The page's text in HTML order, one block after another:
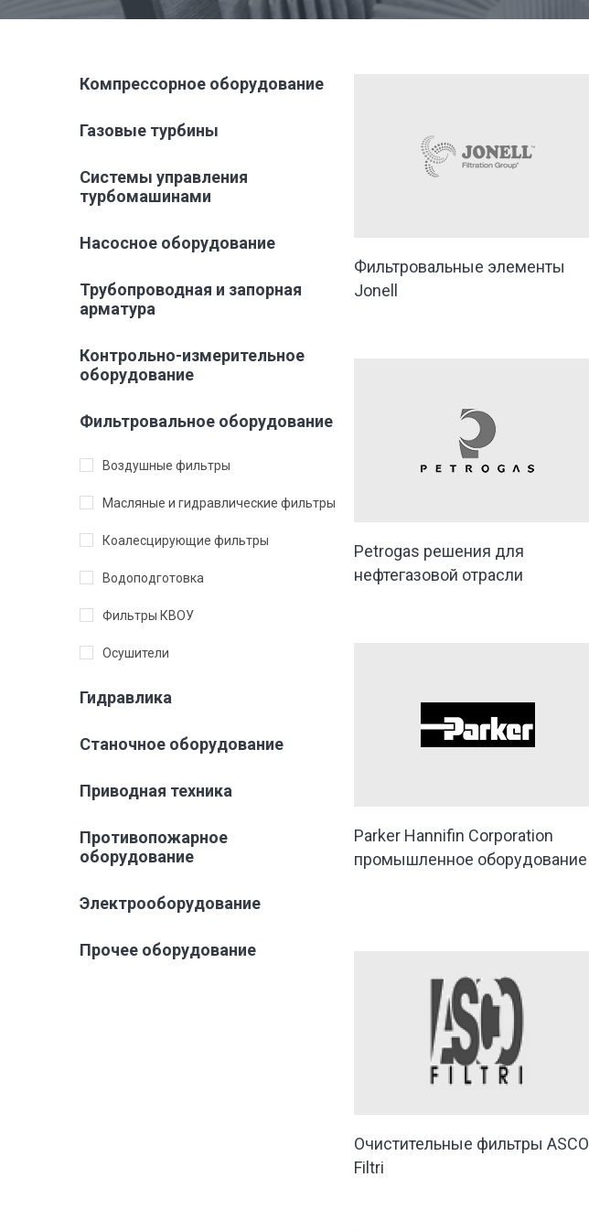
Компрессорное оборудование
Газовые турбины
Системы управления
турбомашинами
Насосное оборудование
Трубопроводная и запорная
арматура
Контрольно-измерительное
оборудование
Фильтровальное оборудование
Воздушные фильтры
Масляные и гидравлические фильтры
Коалесцирующие фильтры
Водоподготовка
Фильтры КВОУ
Осушители
Гидравлика
Станочное оборудование
Приводная техника
Противопожарное
оборудование
Электрооборудование
Прочее оборудование
Фильтровальные элементы
Jonell
Petrogas решения для
нефтегазовой отрасли
Parker Hannifin Corporation
промышленное оборудование
Очистительные фильтры ASCO
Filtri